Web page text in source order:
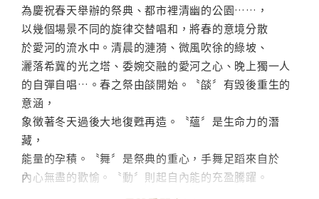
為慶祝春天舉辦的祭典、都市裡清幽的公園……，
以幾個場景不同的旋律交替唱和，將春的意境分散
於愛河的流水中。清晨的漣漪、微風吹徐的綠坡、
灑落希冀的光之塔、委婉交融的愛河之心、晚上獨一人
的自彈自唱…。春之祭由燄開始。〝燄〞有毁後重生的
意涵，
象徴著冬天過後大地復甦再造。〝蘊〞是生命力的潛
藏，
能量的孕積。〝舞〞是祭典的重心，手舞足蹈來自於
內心無盡的歡愉。〝動〞則起自內能的充盈騰躍。
動舞中，強烈表現出祭典中舞步撼動大地的感覺。